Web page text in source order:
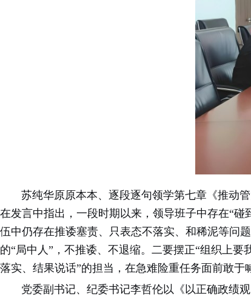
苏纯华原原本本、逐段逐句领学第七章《推动管
在发言中指出，一段时期以来，领导班子中存在“
伍中仍存在推诿塞责、只表态不落实、和稀泥等问
的“局中人”，不推诿、不退缩。二要摆正“组织上
落实、结果说话”的担当，在急难险重任务面前敢于
党委副书记、纪委书记李哲伦以《以正确政绩观